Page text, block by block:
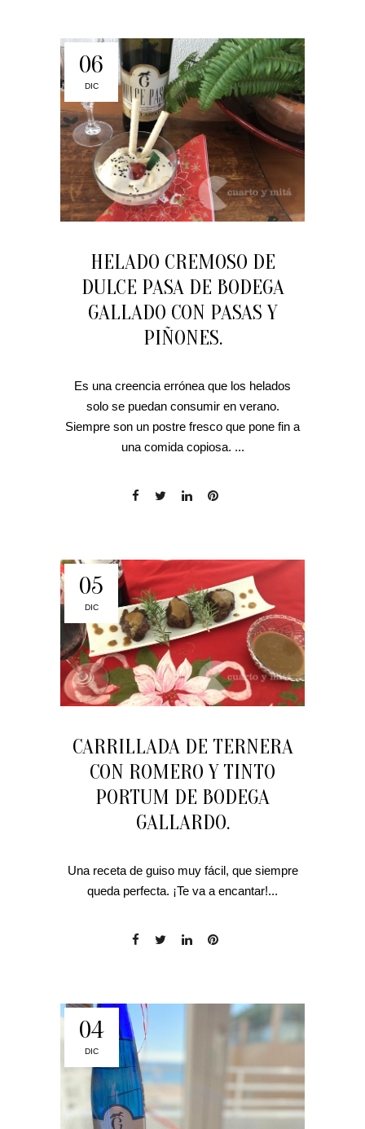
06
DIC
HELADO CREMOSO DE
DULCE PASA DE BODEGA
GALLADO CON PASAS Y
PIÑONES.
Es una creencia errónea que los helados
solo se puedan consumir en verano.
Siempre son un postre fresco que pone fin a
una comida copiosa. ...
05
DIC
CARRILLADA DE TERNERA
CON ROMERO Y TINTO
PORTUM DE BODEGA
GALLARDO.
Una receta de guiso muy fácil, que siempre
queda perfecta. ¡Te va a encantar!...
04
DIC